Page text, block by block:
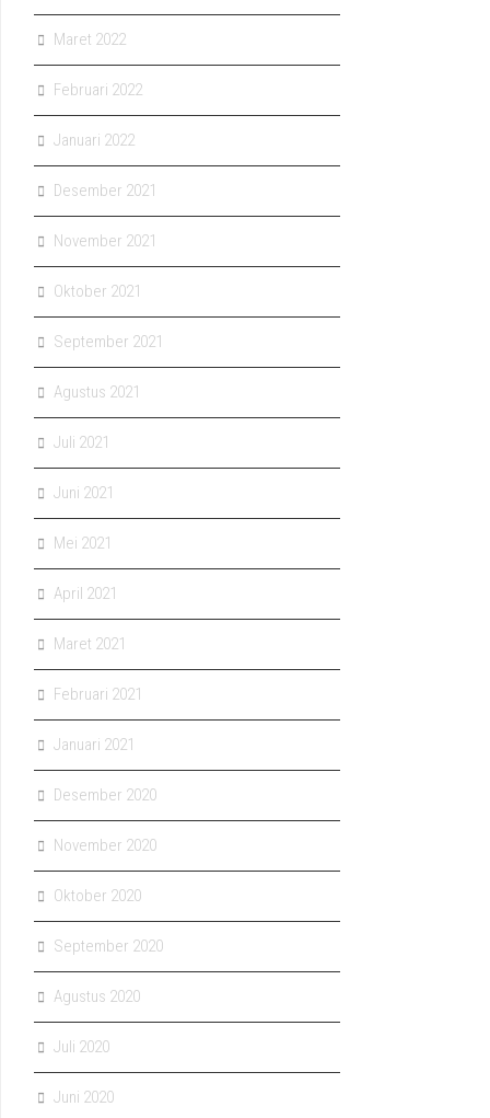
Maret 2022
Februari 2022
Januari 2022
Desember 2021
November 2021
Oktober 2021
September 2021
Agustus 2021
Juli 2021
Juni 2021
Mei 2021
April 2021
Maret 2021
Februari 2021
Januari 2021
Desember 2020
November 2020
Oktober 2020
September 2020
Agustus 2020
Juli 2020
Juni 2020